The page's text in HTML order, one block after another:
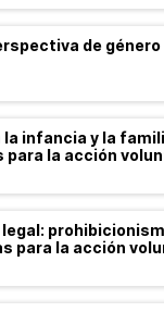
de
infancia y la
la acción
para la acción